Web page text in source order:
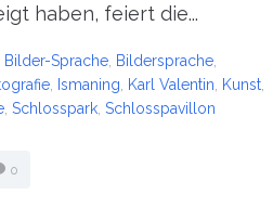
haben, feiert die...
Bilder-Sprache Bildersprache
Ismaning Karl Valentin Kunst
Schlosspark Schlosspavillon
0